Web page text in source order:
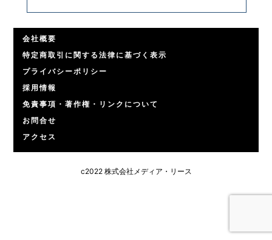
会社概要
特定商取引に関する法律に基づく表示
プライバシーポリシー
採用情報
免責事項・著作権・リンクについて
お問合せ
アクセス
c2022 株式会社メディア・リース